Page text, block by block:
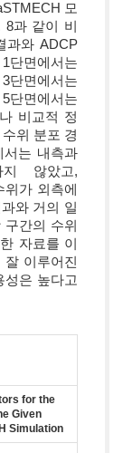
모
8과 같이 비
과와 ADCP
면에서는
단면에서는
면에서는
비교적 정
위 분포 경
는 내측과
않았고,
가 외측에
와 거의 일
구간의 수위
자료를 이
이루어진
은 높다고
for the
Given
Simulation